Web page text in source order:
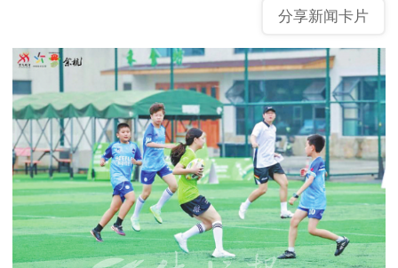
分享新闻卡片